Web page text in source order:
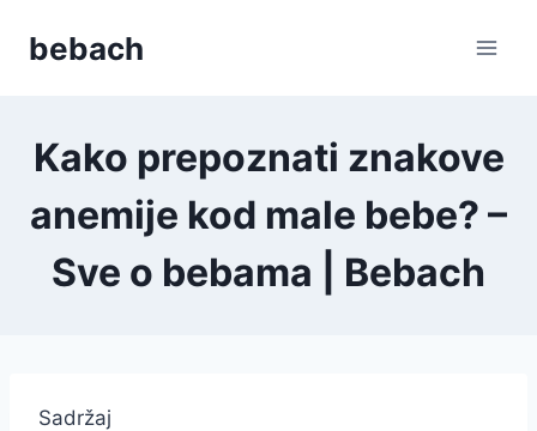
bebach
Kako prepoznati znakove
anemije kod male bebe? –
Sve o bebama | Bebach
Sadržaj